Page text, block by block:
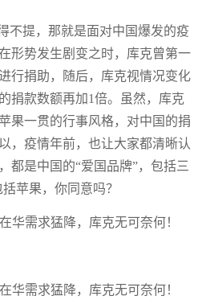
不提，那就是面对中国爆发的疫
形势发生剧变之时，库克曾第一
行捐助，随后，库克视情况变化
捐款数额再加1倍。虽然，库克
果一贯的行事风格，对中国的捐
，疫情年前，也让大家都清晰认
都是中国的“爱国品牌”，包括三
苹果，你同意吗？